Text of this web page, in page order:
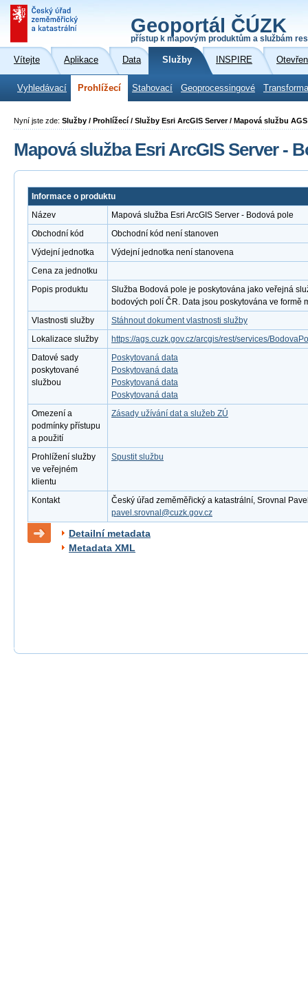
Geoportál ČÚZK
přístup k mapovým produktům a službám
Vítejte Aplikace Data Služby INSPIRE
Vyhledávací Prohlížecí Stahovací Geoprocessingové
Nyní jste zde: Služby / Prohlížecí / Služby Esri ArcGIS Server / Mapová službu
Mapová služba Esri ArcGIS Server -
Informace o produktu
Název
Mapová služba Esri ArcGIS Server - Bodová pole
Obchodní kód
Obchodní kód není stanoven
Výdejní jednotka
Výdejní jednotka není stanovena
Cena za jednotku
Popis produktu
Služba Bodová pole je poskytována jako veřejná
bodových polí ČR. Data jsou poskytována ve formě
Vlastnosti služby
Stáhnout dokument vlastnosti služby
Lokalizace služby
https://ags.cuzk.gov.cz/arcgis/rest/services/
Datové sady
poskytované
službou
Poskytovaná data
Poskytovaná data
Poskytovaná data
Poskytovaná data
Omezení a
podmínky přístupu
a použití
Zásady užívání dat a služeb ZÚ
Prohlížení služby
ve veřejném
klientu
Spustit službu
Kontakt
Český úřad zeměměřický a katastrální, Srovnal
pavel.srovnal@cuzk.gov.cz
Detailní metadata
Metadata XML